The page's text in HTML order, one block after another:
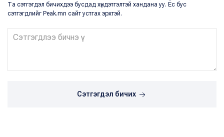
Та сэтгэгдэл бичихдээ бусдад хүндэтгэлтэй хандана уу. Ёс бус
сэтгэгдлийг Peak.mn сайт устгах эрхтэй.
Сэтгэгдэл бичих